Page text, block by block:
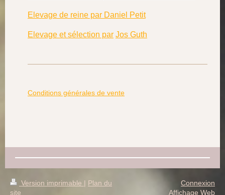
Elevage de reine par Daniel Petit
Elevage et sélection par Jos Guth
Conditions générales de vente
Version imprimable | Plan du
site
Connexion
Affichage Web